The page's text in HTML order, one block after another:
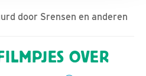
door Srensen en anderen
OVER